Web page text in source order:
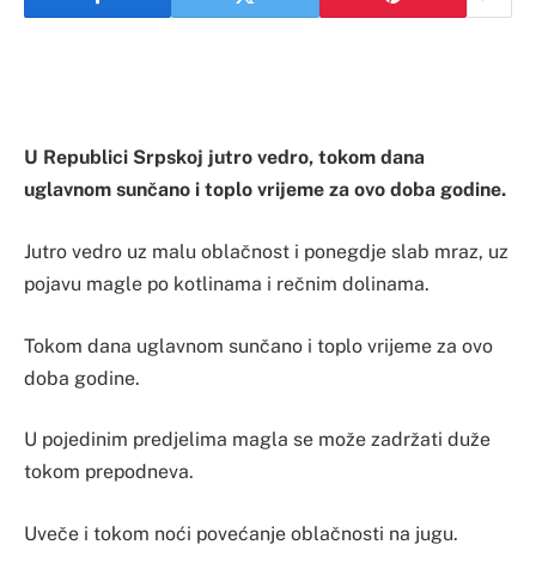
U Republici Srpskoj jutro vedro, tokom dana
uglavnom sunčano i toplo vrijeme za ovo doba godine.
Jutro vedro uz malu oblačnost i ponegdje slab mraz, uz
pojavu magle po kotlinama i rečnim dolinama.
Tokom dana uglavnom sunčano i toplo vrijeme za ovo
doba godine.
U pojedinim predjelima magla se može zadržati duže
tokom prepodneva.
Uveče i tokom noći povećanje oblačnosti na jugu.